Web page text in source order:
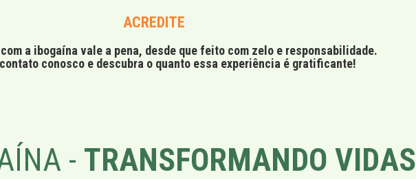
ACREDITE
a ibogaína vale a pena, desde que feito com zelo e responsabilidade.
conosco e descubra o quanto essa experiência é gratificante!
- TRANSFORMANDO VIDAS